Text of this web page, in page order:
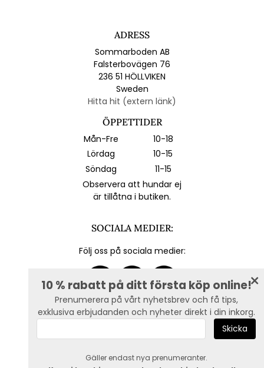
10 % rabatt på ditt första köp online!
Prenumerera på vårt nyhetsbrev och få tips,
exklusiva erbjudanden och nyheter direkt i din inkorg.
Gäller endast nya prenumeranter.
ADRESS
Sommarboden AB
Falsterbovägen 76
236 51 HÖLLVIKEN
Sweden
Hitta hit (extern länk)
ÖPPETTIDER
Mån-Fre
10-18
Lördag
10-15
Söndag
11-15
Observera att hundar ej
är tillåtna i butiken.
SOCIALA MEDIER:
Följ oss på sociala medier: